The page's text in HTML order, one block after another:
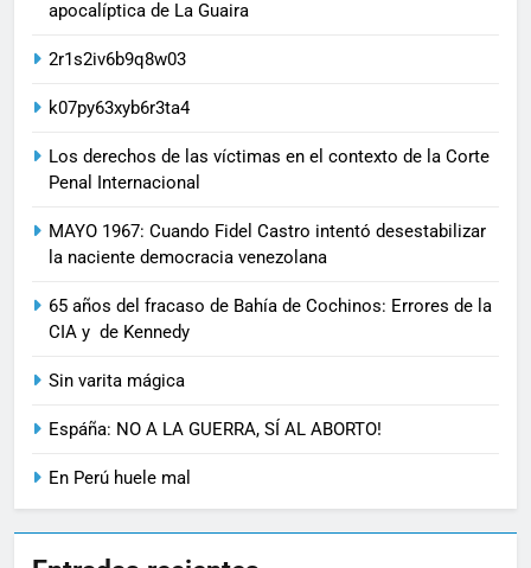
apocalíptica de La Guaira
2r1s2iv6b9q8w03
k07py63xyb6r3ta4
Los derechos de las víctimas en el contexto de la Corte
Penal Internacional
MAYO 1967: Cuando Fidel Castro intentó desestabilizar
la naciente democracia venezolana
65 años del fracaso de Bahía de Cochinos: Errores de la
CIA y de Kennedy
Sin varita mágica
Espáña: NO A LA GUERRA, SÍ AL ABORTO!
En Perú huele mal